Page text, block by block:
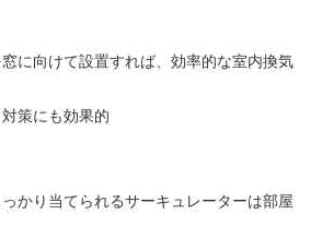
窓に向けて設置すれば、効率的な室内換気
策にも効果的
かり当てられるサーキュレーターは部屋